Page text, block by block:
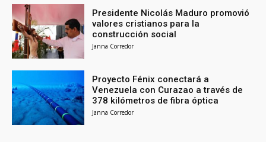
Presidente Nicolás Maduro promovió
valores cristianos para la
construcción social
Janna Corredor
Proyecto Fénix conectará a
Venezuela con Curazao a través de
378 kilómetros de fibra óptica
Janna Corredor